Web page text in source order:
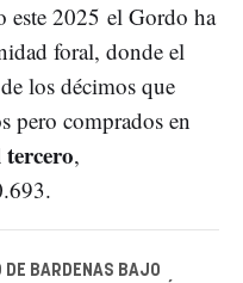
2025 el Gordo ha
foral, donde el
los décimos que
pero comprados en
tercero,
DE BARDENAS BAJO